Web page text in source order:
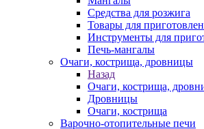
Средства для розжига
Товары для
Инструменты для
Печь-мангалы
Очаги, кострища, дровницы
Назад
Очаги, кострища,
Дровницы
Очаги, кострища
Варочно-отопительные печи